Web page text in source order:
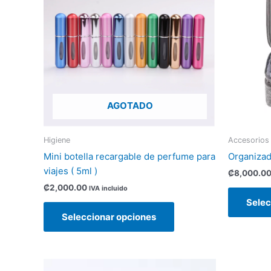
AGOTADO
Higiene
Mini botella recargable de perfume para
viajes ( 5ml )
₡2,000.00 IVA incluido
Seleccionar opciones
variantes.
Las
opciones
se
de
Accesorios
₡8,000.00